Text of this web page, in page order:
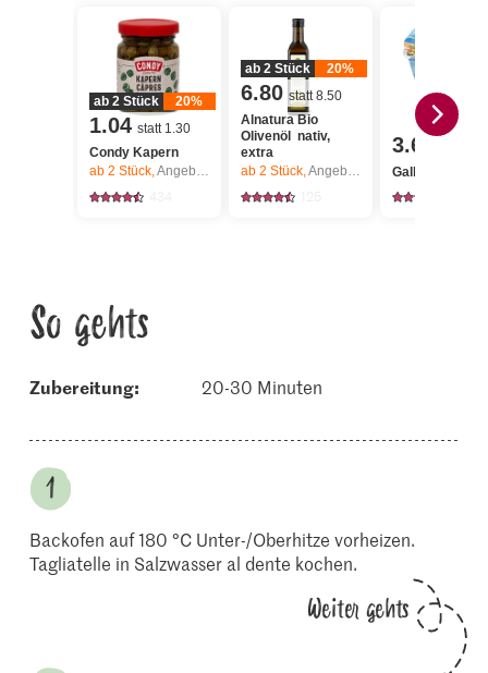
ab 2 Stück 20%
1.04 statt 1.30
Condy Kapern
ab 2 Stück,Angebot gilt nur vom 6.8. bis 12.8.2026, solange Vorrat.
ab 2 Stück 20%
6.80 statt 8.50
Alnatura Bio
Olivenöl nativ,
extra
ab 2 Stück,Angebot gilt nur vom 6.8. bis 12.8.2026, solange Vorrat.
3.65
Galbani Ricotta
So gehts
Zubereitung: 20-30 Minuten
Backofen auf 180 °C Unter-/Oberhitze vorheizen.
Tagliatelle in Salzwasser al dente kochen.
Weiter gehts